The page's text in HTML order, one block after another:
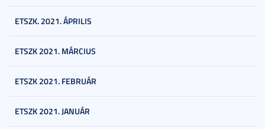
ETSZK. 2021. ÁPRILIS
ETSZK 2021. MÁRCIUS
ETSZK 2021. FEBRUÁR
ETSZK 2021. JANUÁR